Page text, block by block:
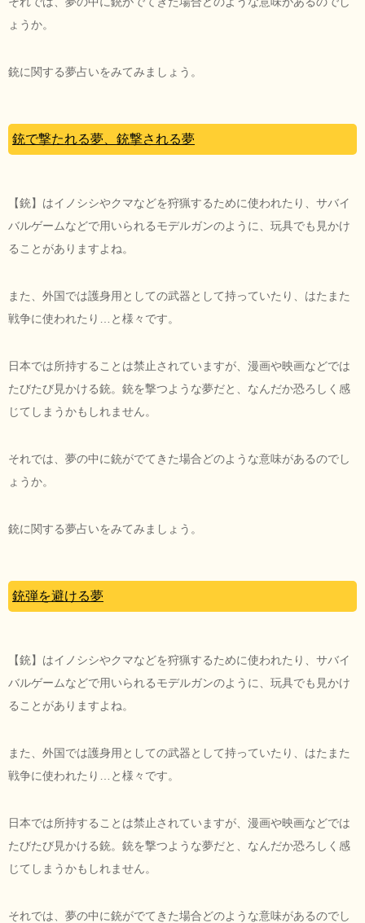
ょうか。
銃に関する夢占いをみてみましょう。
銃で撃たれる夢、銃撃される夢
【銃】はイノシシやクマなどを狩猟するために使われたり、サバイ
バルゲームなどで用いられるモデルガンのように、玩具でも見かけ
ることがありますよね。
また、外国では護身用としての武器として持っていたり、はたまた
戦争に使われたり…と様々です。
日本では所持することは禁止されていますが、漫画や映画などでは
たびたび見かける銃。銃を撃つような夢だと、なんだか恐ろしく感
じてしまうかもしれません。
それでは、夢の中に銃がでてきた場合どのような意味があるのでし
ょうか。
銃に関する夢占いをみてみましょう。
銃弾を避ける夢
【銃】はイノシシやクマなどを狩猟するために使われたり、サバイ
バルゲームなどで用いられるモデルガンのように、玩具でも見かけ
ることがありますよね。
また、外国では護身用としての武器として持っていたり、はたまた
戦争に使われたり…と様々です。
日本では所持することは禁止されていますが、漫画や映画などでは
たびたび見かける銃。銃を撃つような夢だと、なんだか恐ろしく感
じてしまうかもしれません。
それでは、夢の中に銃がでてきた場合どのような意味があるのでし